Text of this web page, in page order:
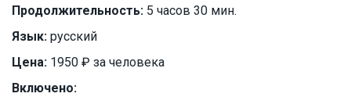
Продолжительность: 5 часов 30 мин.
Язык: русский
Цена: 1950 ₽ за человека
Включено: